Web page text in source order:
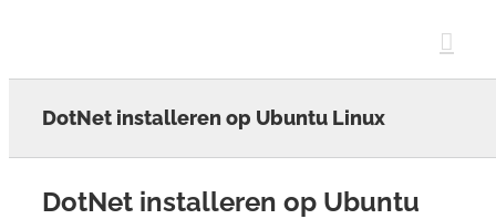
DotNet installeren op Ubuntu Linux
DotNet installeren op Ubuntu